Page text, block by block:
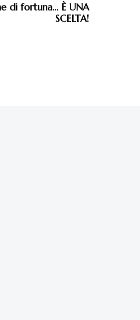
di fortuna… È UNA
SCELTA!